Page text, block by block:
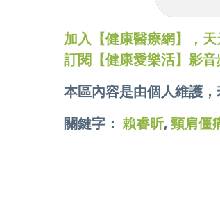
加入【健康醫療網】，
訂閱【健康愛樂活】影
本區內容是由個人維護
關鍵字： 賴睿昕, 頸肩僵